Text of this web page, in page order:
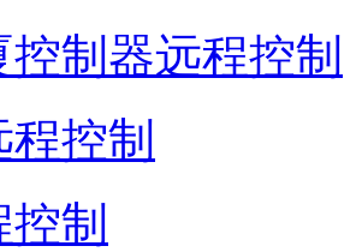
制器远程控制
控制
制